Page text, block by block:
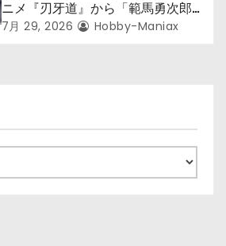
ニメ『刃牙道』から「範馬勇次郎」
が登場ッッ!!
7月 29, 2026 Hobby-Maniax